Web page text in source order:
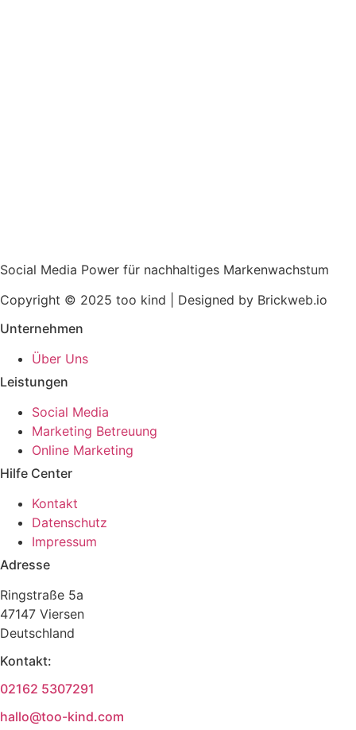
Social Media Power für nachhaltiges Markenwachstum
Copyright © 2025 too kind | Designed by Brickweb.io
Unternehmen
Über Uns
Leistungen
Social Media
Marketing Betreuung
Online Marketing
Hilfe Center
Kontakt
Datenschutz
Impressum
Adresse
Ringstraße 5a
47147 Viersen
Deutschland
Kontakt:
02162 5307291
hallo@too-kind.com